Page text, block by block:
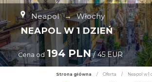
Neapol → Włochy
NEAPOL W 1 DZIEŃ
Cena od 194 PLN/ 45 EUR
Strona główna / Oferta / Neapol w 1